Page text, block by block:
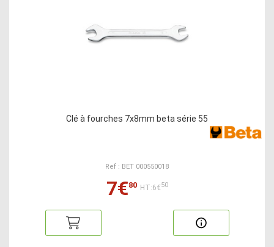
Clé à fourches 7x8mm beta série 55
Ref : BET 000550018
7€80 HT:6€50